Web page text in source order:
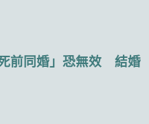
前同婚」恐無效 結婚